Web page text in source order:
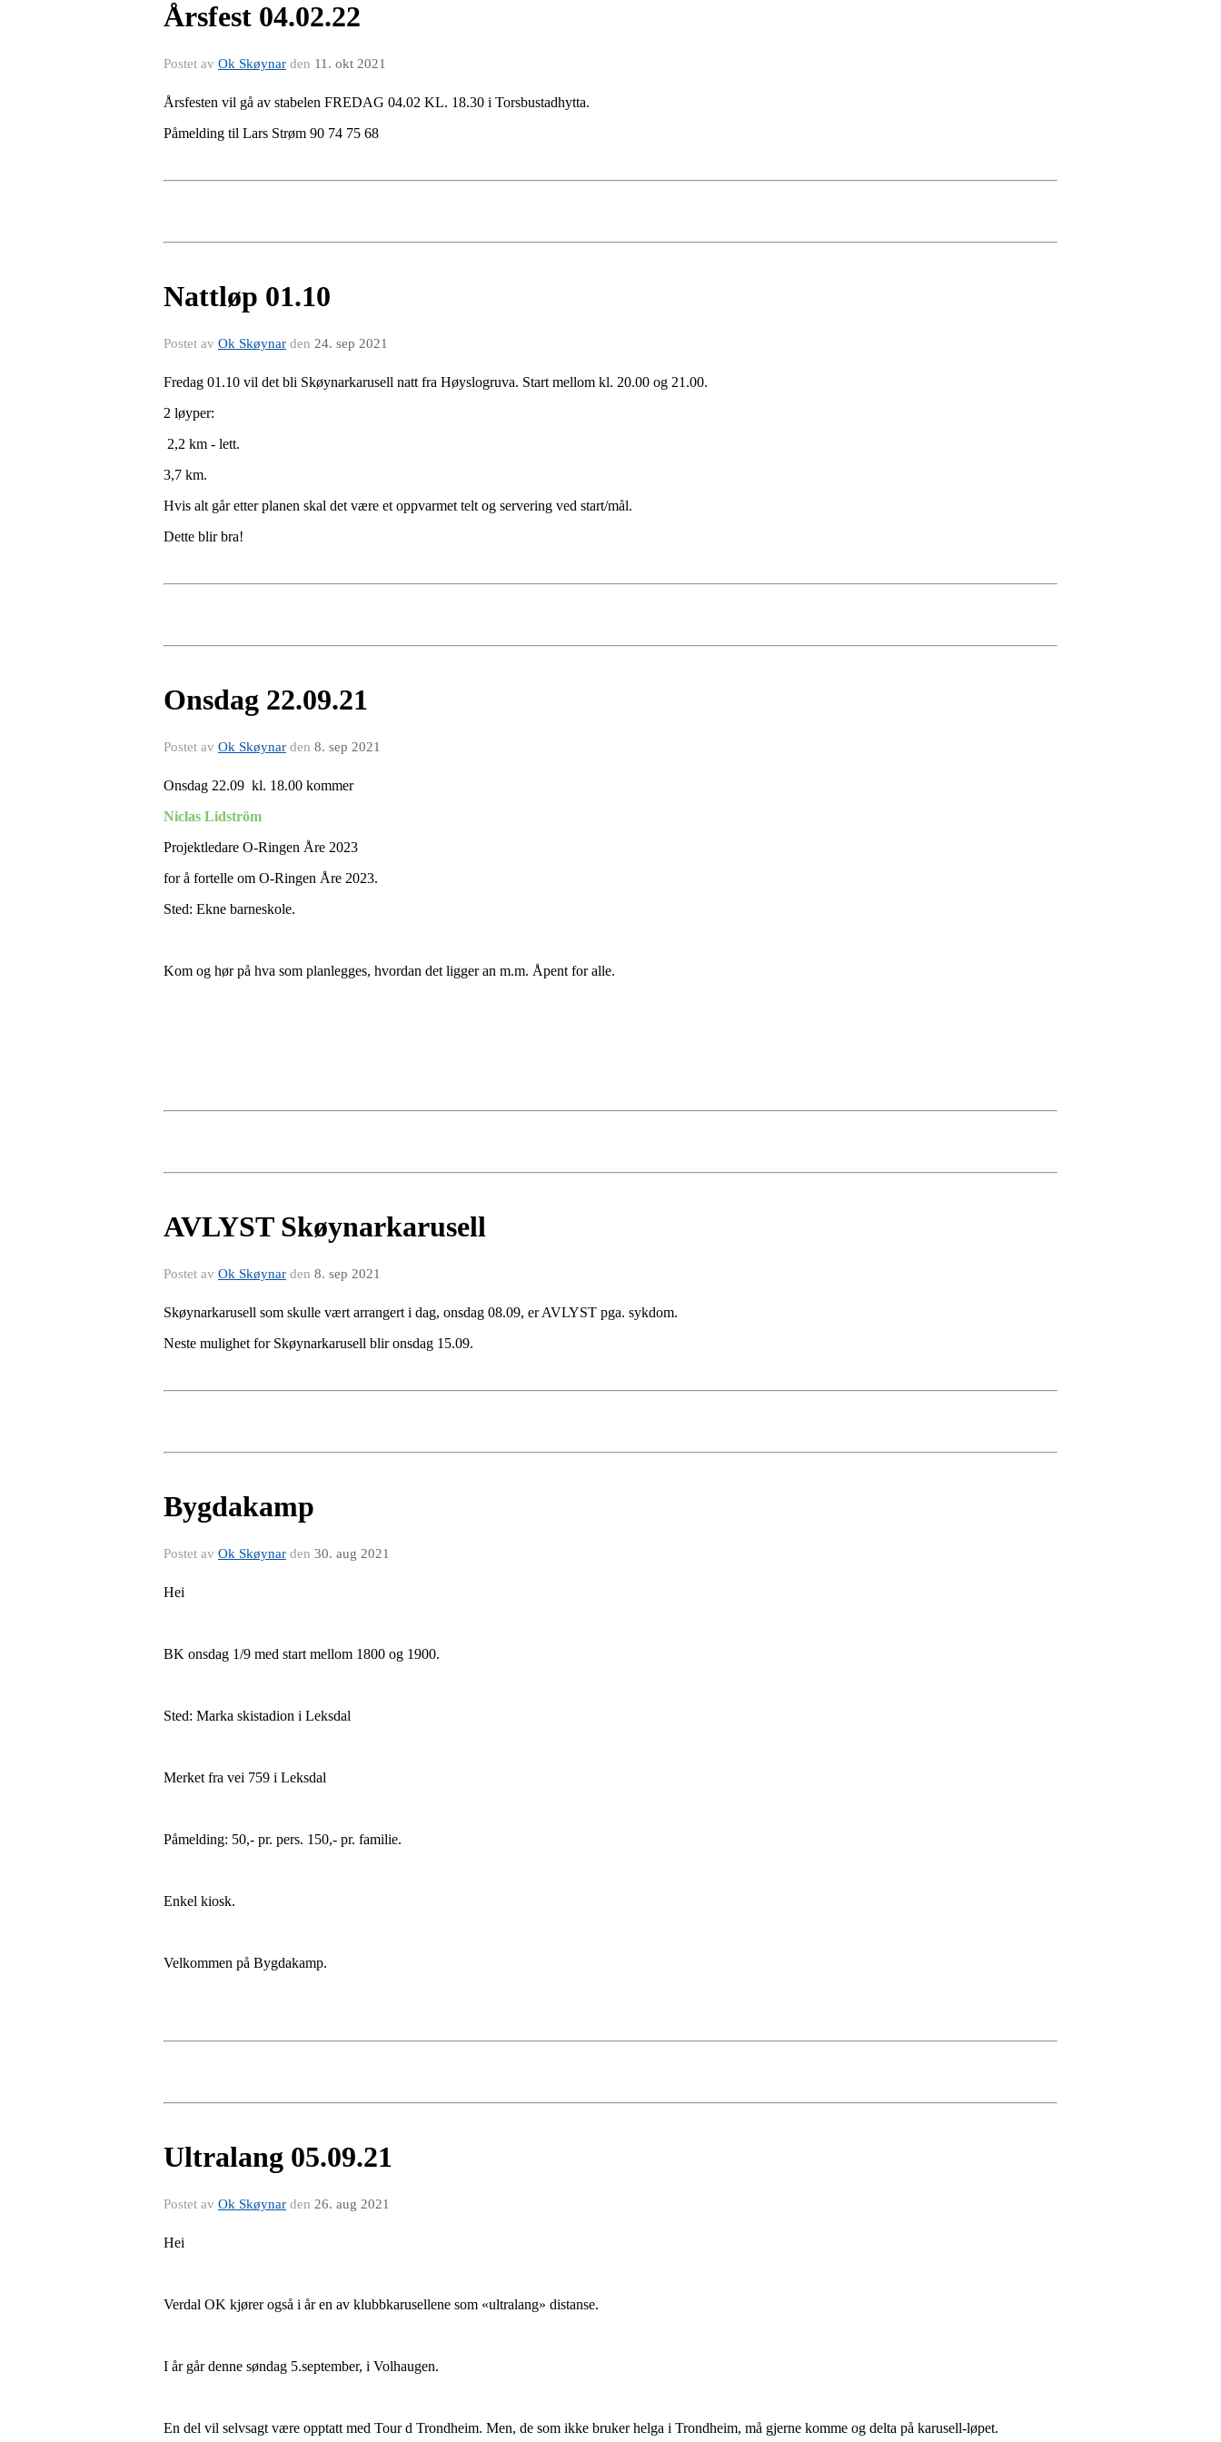
Årsfest 04.02.22
Postet av Ok Skøynar den 11. okt 2021
Årsfesten vil gå av stabelen FREDAG 04.02 KL. 18.30 i Torsbustadhytta.
Påmelding til Lars Strøm 90 74 75 68
Nattløp 01.10
Postet av Ok Skøynar den 24. sep 2021
Fredag 01.10 vil det bli Skøynarkarusell natt fra Høyslogruva. Start mellom kl. 20.00 og 21.00.
2 løyper:
2,2 km - lett.
3,7 km.
Hvis alt går etter planen skal det være et oppvarmet telt og servering ved start/mål.
Dette blir bra!
Onsdag 22.09.21
Postet av Ok Skøynar den 8. sep 2021
Onsdag 22.09 kl. 18.00 kommer
Niclas Lidström
Projektledare O-Ringen Åre 2023
for å fortelle om O-Ringen Åre 2023.
Sted: Ekne barneskole.
Kom og hør på hva som planlegges, hvordan det ligger an m.m. Åpent for alle.
AVLYST Skøynarkarusell
Postet av Ok Skøynar den 8. sep 2021
Skøynarkarusell som skulle vært arrangert i dag, onsdag 08.09, er AVLYST pga. sykdom.
Neste mulighet for Skøynarkarusell blir onsdag 15.09.
Bygdakamp
Postet av Ok Skøynar den 30. aug 2021
Hei
BK onsdag 1/9 med start mellom 1800 og 1900.
Sted: Marka skistadion i Leksdal
Merket fra vei 759 i Leksdal
Påmelding: 50,- pr. pers. 150,- pr. familie.
Enkel kiosk.
Velkommen på Bygdakamp.
Ultralang 05.09.21
Postet av Ok Skøynar den 26. aug 2021
Hei
Verdal OK kjører også i år en av klubbkarusellene som «ultralang» distanse.
I år går denne søndag 5.september, i Volhaugen.
En del vil selvsagt være opptatt med Tour d Trondheim. Men, de som ikke bruker helga i Trondheim, må gjerne komme og delta på karusell-løpet.